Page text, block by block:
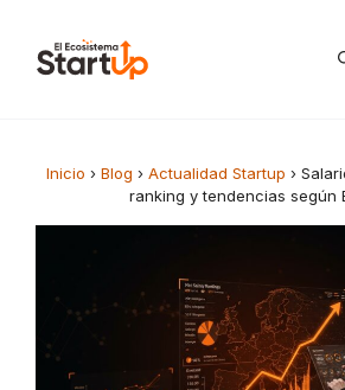
Inicio › Blog › Actualidad Startup ›
ranking y tendencias según